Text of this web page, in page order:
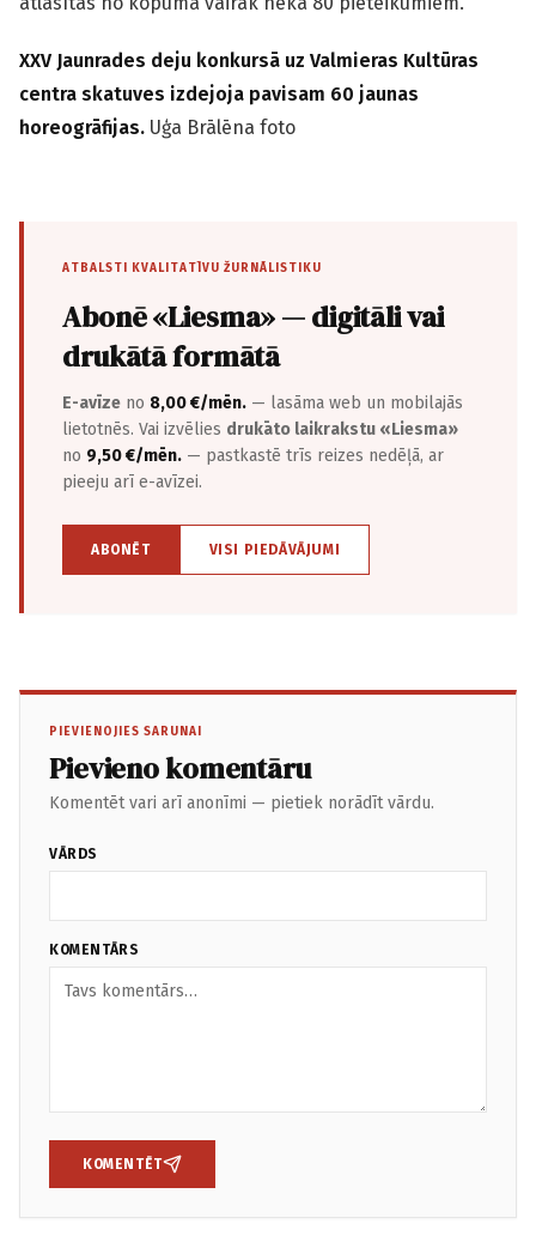
XXV Jaunrades deju konkursā uz Valmieras Kultūras
centra skatuves izdejoja pavisam 60 jaunas
horeogrāfijas. Uģa Brālēna foto
ATBALSTI KVALITATĪVU ŽURNĀLISTIKU
Abonē «Liesma» — digitāli vai
drukātā formātā
E-avīze no 8,00 €/mēn. — lasāma web un mobilajās
lietotnēs. Vai izvēlies drukāto laikrakstu «Liesma»
no 9,50 €/mēn. — pastkastē trīs reizes nedēļā, ar
pieeju arī e-avīzei.
ABONĒT VISI PIEDĀVĀJUMI
PIEVIENOJIES SARUNAI
Pievieno komentāru
Komentēt vari arī anonīmi — pietiek norādīt vārdu.
VĀRDS
KOMENTĀRS
KOMENTĒT